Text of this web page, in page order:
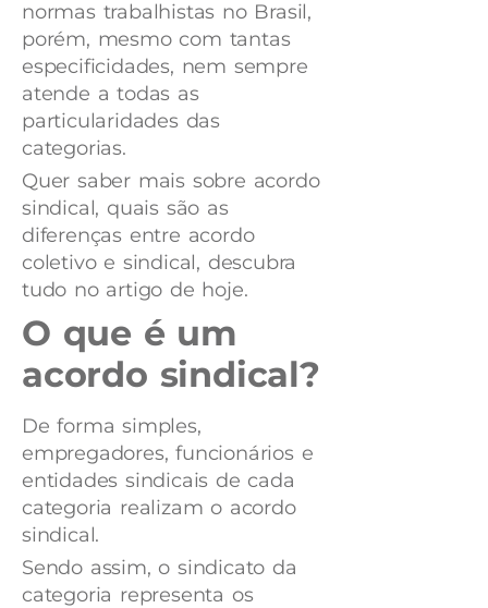
normas trabalhistas no Brasil,
porém, mesmo com tantas
especificidades, nem sempre
atende a todas as
particularidades das
categorias.
Quer saber mais sobre acordo
sindical, quais são as
diferenças entre acordo
coletivo e sindical, descubra
tudo no artigo de hoje.
O que é um
acordo sindical?
De forma simples,
empregadores, funcionários e
entidades sindicais de cada
categoria realizam o acordo
sindical.
Sendo assim, o sindicato da
categoria representa os